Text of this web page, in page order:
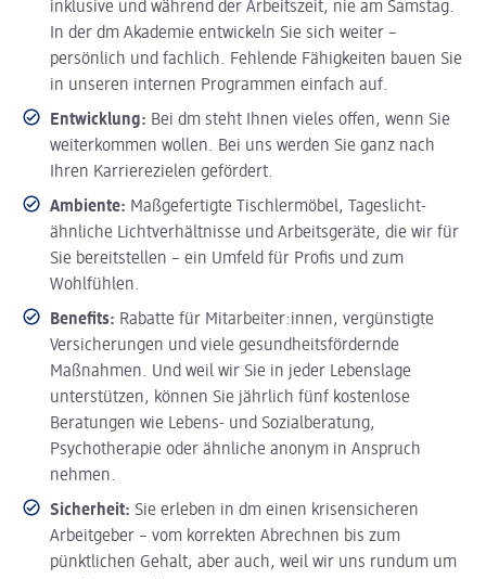
inklusive und während der Arbeitszeit, nie am Samstag.
In der dm Akademie entwickeln Sie sich weiter –
persönlich und fachlich. Fehlende Fähigkeiten bauen Sie
in unseren internen Programmen einfach auf.
Entwicklung: Bei dm steht Ihnen vieles offen, wenn Sie
weiterkommen wollen. Bei uns werden Sie ganz nach
Ihren Karrierezielen gefördert.
Ambiente: Maßgefertigte Tischlermöbel, Tageslicht-
ähnliche Lichtverhältnisse und Arbeitsgeräte, die wir für
Sie bereitstellen – ein Umfeld für Profis und zum
Wohlfühlen.
Benefits: Rabatte für Mitarbeiter:innen, vergünstigte
Versicherungen und viele gesundheitsfördernde
Maßnahmen. Und weil wir Sie in jeder Lebenslage
unterstützen, können Sie jährlich fünf kostenlose
Beratungen wie Lebens- und Sozialberatung,
Psychotherapie oder ähnliche anonym in Anspruch
nehmen.
Sicherheit: Sie erleben in dm einen krisensicheren
Arbeitgeber – vom korrekten Abrechnen bis zum
pünktlichen Gehalt, aber auch, weil wir uns rundum um